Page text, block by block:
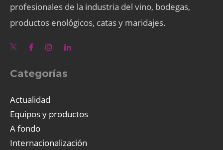
profesionales de la industria del vino, bodegas,
productos enológicos, catas y maridajes.
Categorías
Actualidad
Equipos y productos
A fondo
Internacionalización